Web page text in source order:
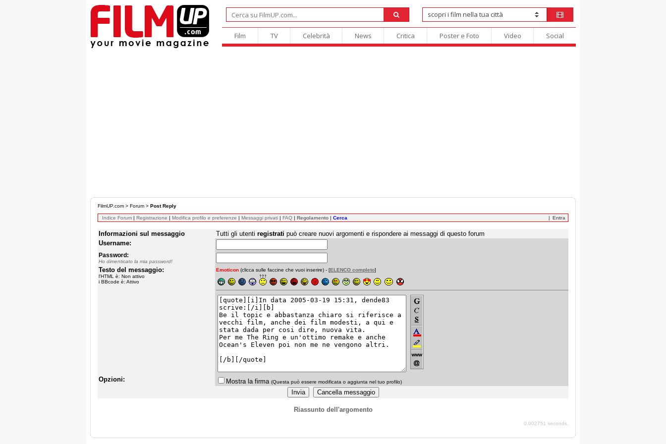
Film TV Celebrità News Critica Poster e Foto Video Social
FilmUP.com > Forum > Post Reply
Indice Forum | Registrazione | Modifica profilo e preferenze | Messaggi privati | FAQ | Regolamento | Cerca Entra
Informazioni sul messaggio Tutti gli utenti registrati può creare nuovi argomenti e rispondere ai messaggi di questo forum
Username:
Password:
Ho dimenticato la mia password!
Testo del messaggio:
l'HTML è: Non attivo
i BBcode è: Attivo
Emoticon (clicca sulle faccine che vuoi inserire) - [ELENCO completo]
Opzioni: Mostra la firma (Questa può essere modificata o aggiunta nel tuo profilo)
Riassunto dell'argomento
0.002751 seconds.